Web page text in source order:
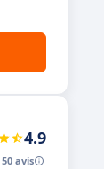
4.9
50 avis